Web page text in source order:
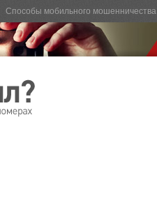
Способы мобильного мошенничества